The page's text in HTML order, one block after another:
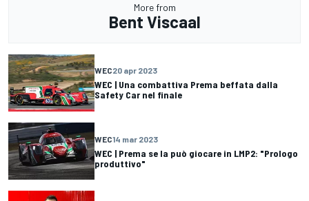
More from
Bent Viscaal
WEC20 apr 2023
WEC | Una combattiva Prema beffata dalla
Safety Car nel finale
WEC14 mar 2023
WEC | Prema se la può giocare in LMP2: "Prologo
produttivo"